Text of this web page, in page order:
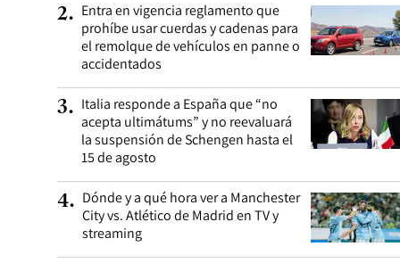
2. Entra en vigencia reglamento que
prohíbe usar cuerdas y cadenas para
el remolque de vehículos en panne o
accidentados
3. Italia responde a España que “no
acepta ultimátums” y no reevaluará
la suspensión de Schengen hasta el
15 de agosto
4. Dónde y a qué hora ver a Manchester
City vs. Atlético de Madrid en TV y
streaming